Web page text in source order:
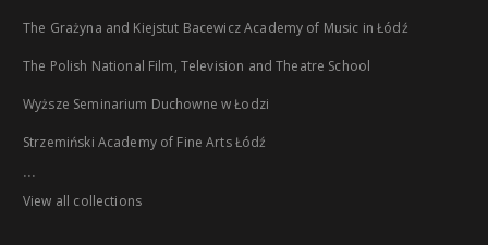
The Grażyna and Kiejstut Bacewicz Academy of Music in Łódź
The Polish National Film, Television and Theatre School
Wyższe Seminarium Duchowne w Łodzi
Strzemiński Academy of Fine Arts Łódź
...
View all collections